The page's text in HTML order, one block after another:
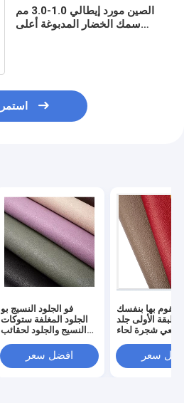
الصين مورد إيطالي 1.0-3.0 مم
سمك الخضار المدبوغة أعلى
استمر
فو الجلود النسيج بو
الجلود المغلفة ستوكات
النسيج والجلود لحقائب
افضل سعر
لتقوم بها بنفسك
الطبقة الأولى جلد
شجرة لحاء
سعر